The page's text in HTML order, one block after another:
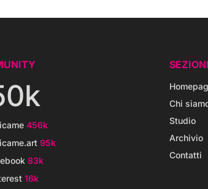
456k
95k
83k
16k
SEZIONI
Chi
Studio
Archivio
Contatti